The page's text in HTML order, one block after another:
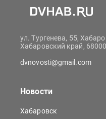
ул. Тургенева, 55,
Хабаровский край,
dvnovosti@gmail.com
Новости
Хабаровск